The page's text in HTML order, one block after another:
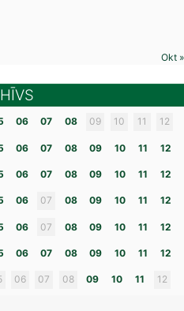
Okt »
06 07 08 09 10 11 12
06 07 08 09 10 11 12
06 07 08 09 10 11 12
06 07 08 09 10 11 12
06 07 08 09 10 11 12
06 07 08 09 10 11 12
06 07 08 09 10 11 12